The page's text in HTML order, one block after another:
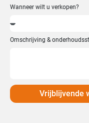
Wanneer wilt u verkopen?
Omschrijving &
Vrijblijvende